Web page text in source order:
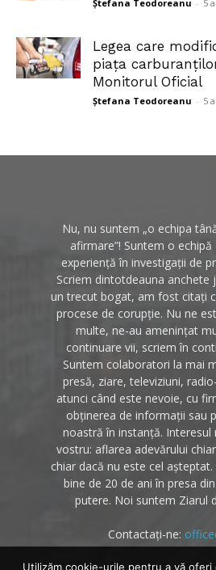
Ștefana Teodoreanu - 5
Legea care
piața
Monitorul Oficial
Ștefana Teodoreanu - 5
Nu, nu suntem „o echipa
afirmare”! Suntem o
experiență în investigații de
Scriem dintotdeauna anchete
un trecut bogat, am fost citați
procese de corupție. Nu ne
multe, ne-au amenințat
continuare vii, scriem în
Suntem colaboratori la mai
presă, ziare, televiziuni,
atunci când este nevoie, cu
obținerea de informații sau
noastră în instanță. Interesul
vostru: aflarea adevărului
chiar dacă nu este cel
bine de 20 de ani în presa
putere. Noi suntem Ziarul
Contactați-ne:
Utilizăm cookie-urile pentru a vă oferi